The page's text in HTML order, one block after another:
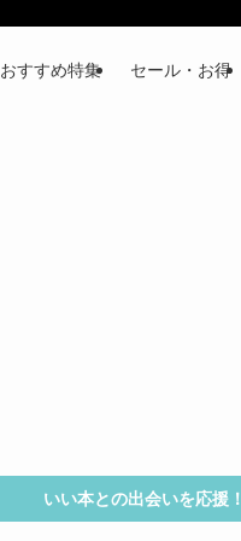
おすすめ特集 セール・お得
いい本との出会いを応援！